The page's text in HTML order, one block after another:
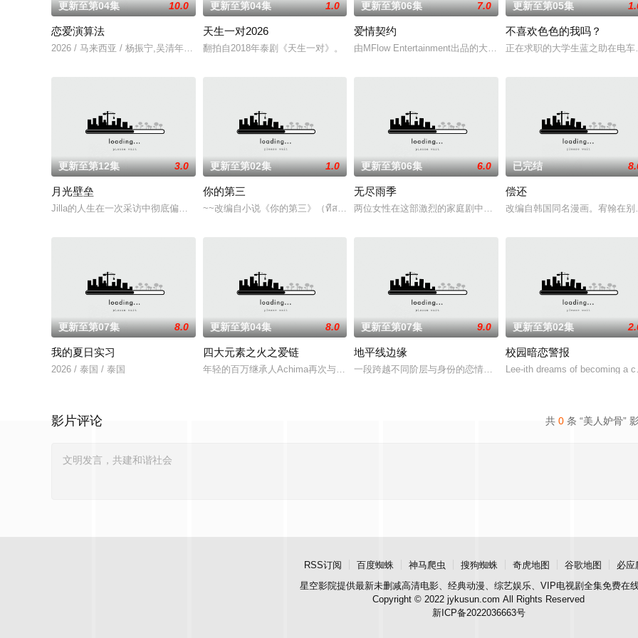
更新至第04集 10.0
恋爱演算法
2026 / 马来西亚 / 杨振宁,吴清年,美好,林绿,舒森
更新至第04集 1.0
天生一对2026
翻拍自2018年泰剧《天生一对》。
更新至第06集 7.0
爱情契约
由MFlow Entertainment出品的大型剧集《KNOT The Series》承诺将
更新至第05集
不喜欢色色的我吗？
正在求职的大学生蓝之助在电
更新至第12集 3.0
月光壁垒
Jilla的人生在一次采访中彻底偏离了轨道，她采访的对象是泰国著名房地产集团继承人Khae-arun。表面看来，Khae-a
更新至第02集 1.0
你的第三
~~改编自小说《你的第三》（ที่สามของเธอ）
更新至第06集 6.0
无尽雨季
两位女性在这部激烈的家庭剧中争夺强大的蒂纳拉王朝领导权。法克
已完结
偿还
改编自韩国同名漫画。宥翰在
更新至第07集 8.0
我的夏日实习
2026 / 泰国 / 泰国
更新至第04集 8.0
四大元素之火之爱链
年轻的百万继承人Achima再次与童年时期的死敌Kaprao相逢。在两人的关系中，一方如同炽热的火焰，另
更新至第07集 9.0
地平线边缘
一段跨越不同阶层与身份的恋情。一方唯有自己的荣誉，另一方则关
更新至第02集
校园暗恋警报
Lee-ith dreams of becoming a
共 0 条 “美人妒骨”
影片评论
RSS订阅 百度蜘蛛 神马爬虫 搜狗蜘蛛 奇虎地图 谷歌地图
必应
星空影院提供最新未删减高清电影、经典动漫、综艺娱乐、VIP电视剧全集免费在
Copyright © 2022 jykusun.com All Rights Reserved
新ICP备2022036663号